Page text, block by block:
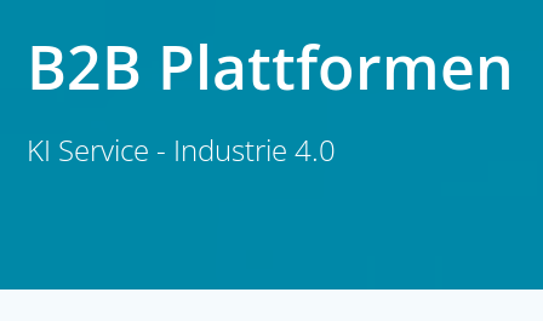
B2B Plattformen
KI Service - Industrie 4.0